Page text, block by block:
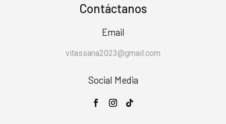
Contáctanos
Email
vitassana2023@gmail.com
Social Media